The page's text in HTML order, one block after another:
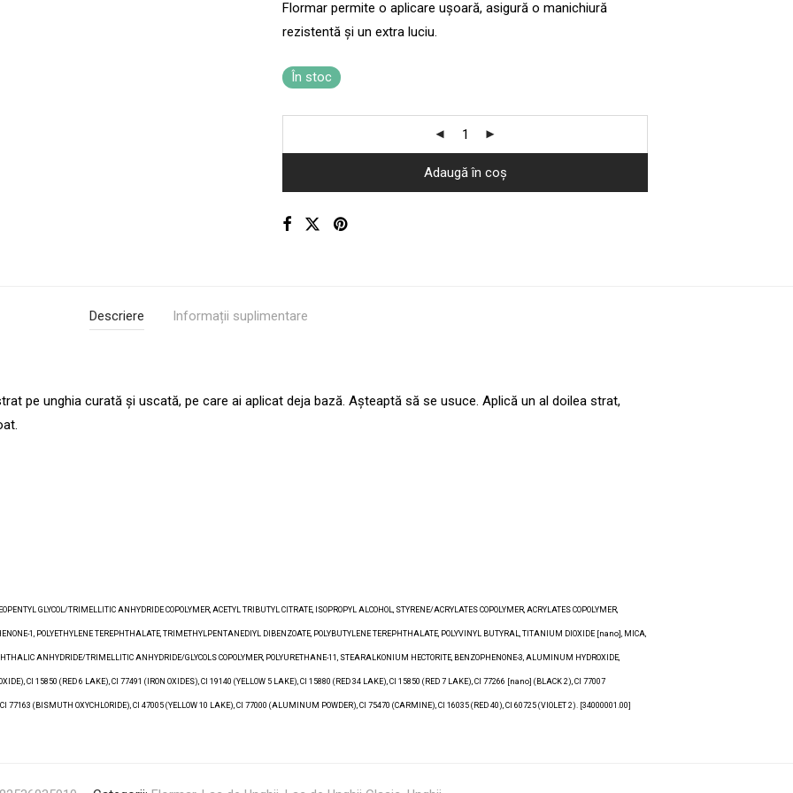
Flormar permite o aplicare ușoară, asigură o manichiură
rezistentă și un extra luciu.
În stoc
Adaugă în coș
Descriere Informații suplimentare
pe unghia curată și uscată, pe care ai aplicat deja bază. Așteaptă să se usuce. Aplică un al doilea strat,
GLYCOL/TRIMELLITIC ANHYDRIDE COPOLYMER, ACETYL TRIBUTYL CITRATE, ISOPROPYL ALCOHOL, STYRENE/ACRYLATES COPOLYMER, ACRYLATES COPOLYMER,
1, POLYETHYLENE TEREPHTHALATE, TRIMETHYLPENTANEDIYL DIBENZOATE, POLYBUTYLENE TEREPHTHALATE, POLYVINYL BUTYRAL, TITANIUM DIOXIDE [nano], MICA,
ANHYDRIDE/TRIMELLITIC ANHYDRIDE/GLYCOLS COPOLYMER, POLYURETHANE-11, STEARALKONIUM HECTORITE, BENZOPHENONE-3, ALUMINUM HYDROXIDE,
CI 15850 (RED 6 LAKE), CI 77491 (IRON OXIDES), CI 19140 (YELLOW 5 LAKE), CI 15880 (RED 34 LAKE), CI 15850 (RED 7 LAKE), CI 77266 [nano] (BLACK 2), CI 77007
(BISMUTH OXYCHLORIDE), CI 47005 (YELLOW 10 LAKE), CI 77000 (ALUMINUM POWDER), CI 75470 (CARMINE), CI 16035 (RED 40), CI 60725 (VIOLET 2). [34000001.00]